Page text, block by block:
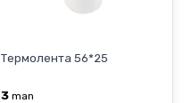
Термолента 56*25
3 man